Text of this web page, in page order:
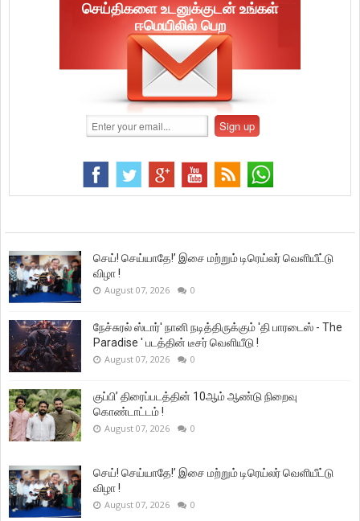
செய்திகளை உடனுக்குடன் உங்கள்
ஈமெயிலில் பெற
செய்! செய்யாதே!’ இசை மற்றும் டிரெய்லர் வெளியீட்டு
விழா !
August 07, 2026 0
நேச்சுரல் ஸ்டார்' நானி நடித்திருக்கும் 'தி பாரடைஸ் - The
Paradise ' படத்தின் டீசர் வெளியீடு !
August 07, 2026 0
குப்பி’ திரைப்படத்தின் 10ஆம் ஆண்டு நிறைவு
கொண்டாட்டம் !
August 07, 2026 0
செய்! செய்யாதே!’ இசை மற்றும் டிரெய்லர் வெளியீட்டு
விழா !
August 07, 2026 0